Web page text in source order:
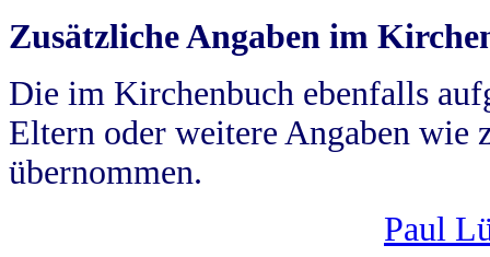
Zusätzliche Angaben im
Die im Kirchenbuch ebenfalls
Eltern oder weitere Angaben wie
übernommen.
Paul